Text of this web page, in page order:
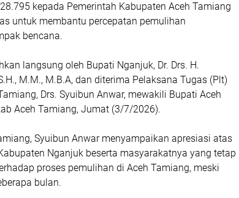
kepada Pemerintah Kabupaten Aceh Tamiang
untuk membantu percepatan pemulihan
bencana.
langsung oleh Bupati Nganjuk, Dr. Drs. H.
M.M., M.B.A, dan diterima Pelaksana Tugas (Plt)
Drs. Syuibun Anwar, mewakili Bupati Aceh
Aceh Tamiang, Jumat (3/7/2026).
Syuibun Anwar menyampaikan apresiasi atas
Nganjuk beserta masyarakatnya yang tetap
proses pemulihan di Aceh Tamiang, meski
bulan.